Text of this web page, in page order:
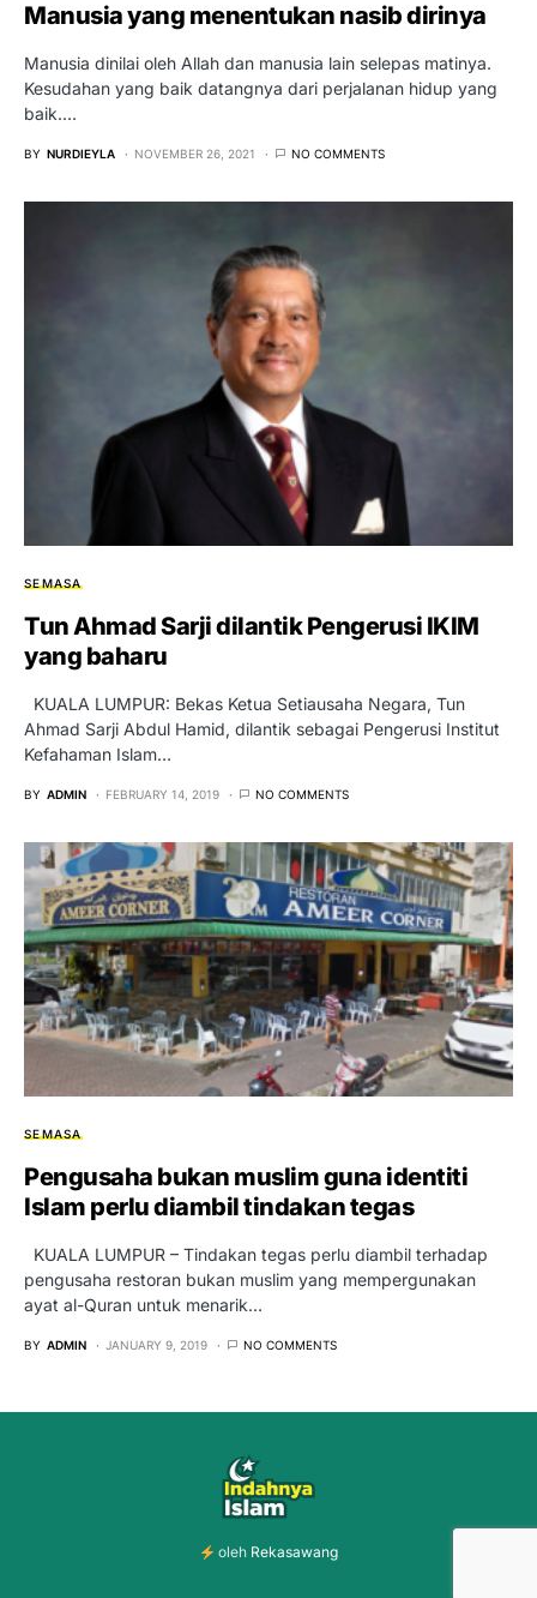
Manusia yang menentukan nasib dirinya
Manusia dinilai oleh Allah dan manusia lain selepas matinya.
Kesudahan yang baik datangnya dari perjalanan hidup yang
baik.…
BY NURDIEYLA NOVEMBER 26, 2021 NO COMMENTS
SEMASA
Tun Ahmad Sarji dilantik Pengerusi IKIM
yang baharu
KUALA LUMPUR: Bekas Ketua Setiausaha Negara, Tun
Ahmad Sarji Abdul Hamid, dilantik sebagai Pengerusi Institut
Kefahaman Islam…
BY ADMIN FEBRUARY 14, 2019 NO COMMENTS
SEMASA
Pengusaha bukan muslim guna identiti
Islam perlu diambil tindakan tegas
KUALA LUMPUR – Tindakan tegas perlu diambil terhadap
pengusaha restoran bukan muslim yang mempergunakan
ayat al-Quran untuk menarik…
BY ADMIN JANUARY 9, 2019 NO COMMENTS
oleh Rekasawang